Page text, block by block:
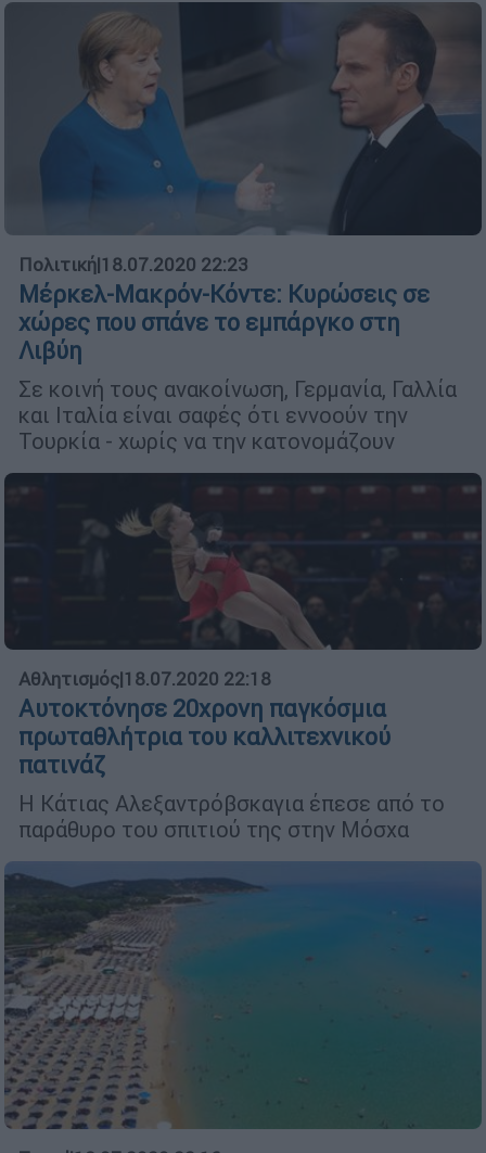
Πολιτική|18.07.2020 22:23
Μέρκελ-Μακρόν-Κόντε: Κυρώσεις σε
χώρες που σπάνε το εμπάργκο στη
Λιβύη
Σε κοινή τους ανακοίνωση, Γερμανία, Γαλλία
και Ιταλία είναι σαφές ότι εννοούν την
Τουρκία - χωρίς να την κατονομάζουν
Αθλητισμός|18.07.2020 22:18
Αυτοκτόνησε 20χρονη παγκόσμια
πρωταθλήτρια του καλλιτεχνικού
πατινάζ
Η Κάτιας Αλεξαντρόβσκαγια έπεσε από το
παράθυρο του σπιτιού της στην Μόσχα